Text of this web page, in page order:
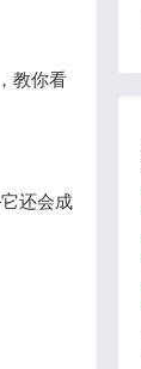
教你看
还会成